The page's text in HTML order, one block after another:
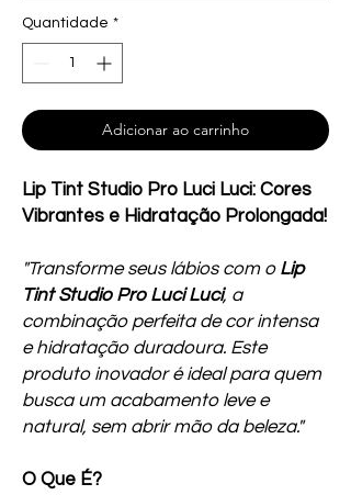
Quantidade *
Adicionar ao carrinho
Lip Tint Studio Pro Luci Luci: Cores
Vibrantes e Hidratação Prolongada!
"Transforme seus lábios com o Lip
Tint Studio Pro Luci Luci, a
combinação perfeita de cor intensa
e hidratação duradoura. Este
produto inovador é ideal para quem
busca um acabamento leve e
natural, sem abrir mão da beleza."
O Que É?